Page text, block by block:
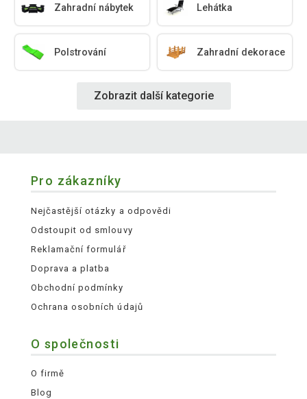
Zahradní nábytek Lehátka
Polstrování Zahradní dekorace
Zobrazit další kategorie
Pro zákazníky
Nejčastější otázky a odpovědi
Odstoupit od smlouvy
Reklamační formulář
Doprava a platba
Obchodní podmínky
Ochrana osobních údajů
O společnosti
O firmě
Blog